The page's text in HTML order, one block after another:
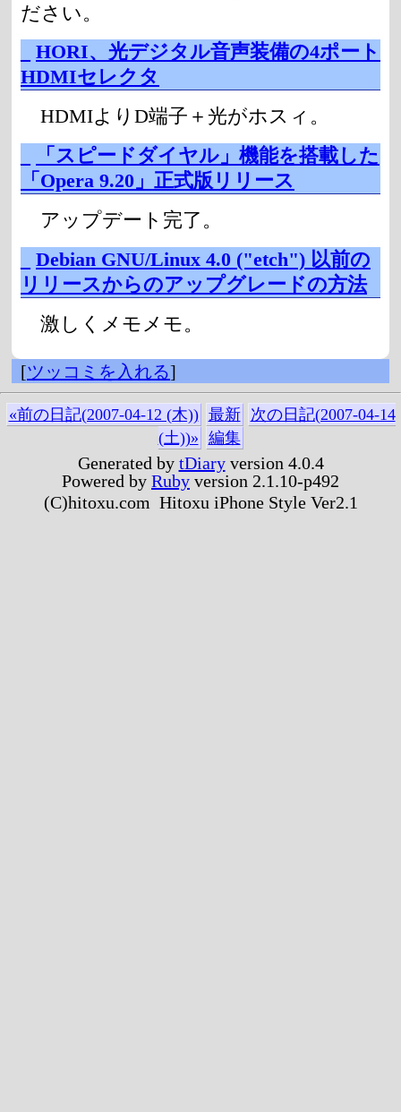
ださい。
HORI、光デジタル音声装備の4ポート
HDMIセレクタ
HDMIよりD端子＋光がホスィ。
「スピードダイヤル」機能を搭載した
「Opera 9.20」正式版リリース
アップデート完了。
Debian GNU/Linux 4.0 ("etch") 以前の
リリースからのアップグレードの方法
激しくメモメモ。
[ツッコミを入れる]
«前の日記(2007-04-12 (木)) 最新
次の日記(2007-04-14
(土))» 編集
Generated by tDiaryversion 4.0.4
Powered by Ruby version 2.1.10-p492